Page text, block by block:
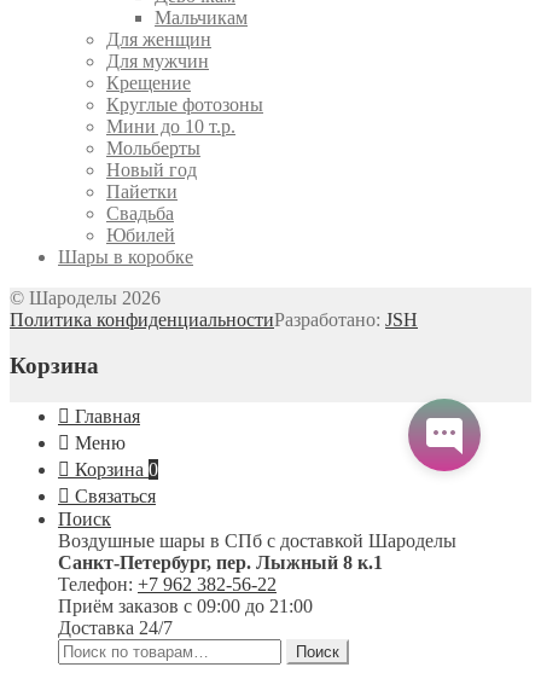
Мальчикам
Для женщин
Для мужчин
Крещение
Круглые фотозоны
Мини до 10 т.р.
Мольберты
Новый год
Пайетки
Свадьба
Юбилей
Шары в коробке
© Шароделы 2026
Политика конфиденциальностиРазработано: JSH
Корзина
Главная
Меню
Корзина 0
Связаться
Поиск
Воздушные шары в СПб с доставкой Шароделы
Санкт-Петербург, пер. Лыжный 8 к.1
Телефон: +7 962 382-56-22
Приём заказов с 09:00 до 21:00
Доставка 24/7
Искать:
Поиск